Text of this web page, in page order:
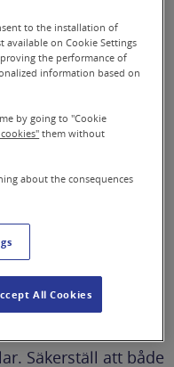
och
från
göras. Akuta
ett basförråd utan
är
att möjliggöra
inläggning
24 timmar och
kl 8.00 och
genomföras
Säkerställ att både
to the installation of
available on Cookie Settings
the performance of
information based on
by going to "Cookie
them without
about the consequences
All Cookies